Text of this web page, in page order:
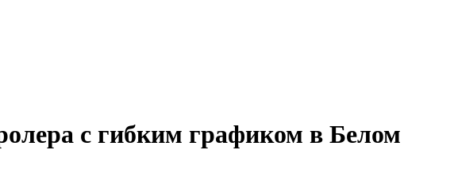
с гибким графиком в Белом